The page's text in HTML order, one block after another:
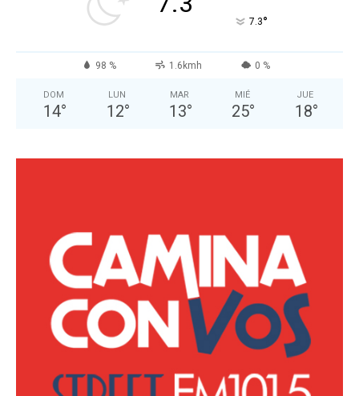
7.3°
98 % 1.6kmh 0 %
DOM
14°
LUN
12°
MAR
13°
MIÉ
25°
JUE
18°